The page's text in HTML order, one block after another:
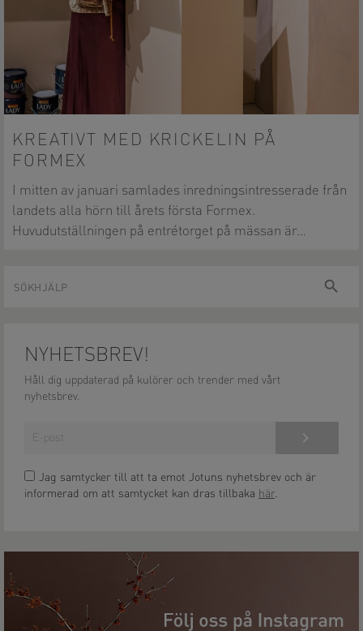
KREATIVT MED KRICKELIN PÅ
FORMEX
I mitten av januari samlades inredningsintresserade från
landets alla hörn till årets första Formex.
Huvudutställningen på entrétorget på mässan är…
sök
NYHETSBREV!
Håll dig uppdaterad på kulörer och trender med vårt
nyhetsbrev.
Jag samtycker till att ta emot Jotuns nyhetsbrev och är
informerad om att samtycket kan dras tillbaka här.